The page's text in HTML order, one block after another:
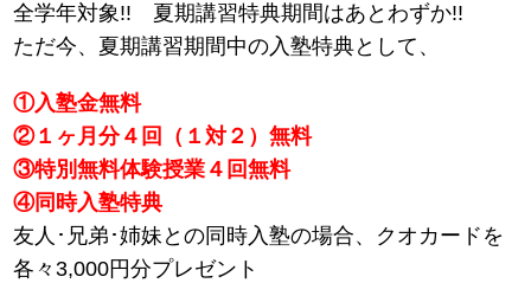
全学年対象!! 夏期講習特典期間はあとわずか!!
ただ今、夏期講習期間中の入塾特典として、
①入塾金無料
②１ヶ月分４回（１対２）無料
③特別無料体験授業４回無料
④同時入塾特典
友人･兄弟･姉妹との同時入塾の場合、クオカードを
各々3,000円分プレゼント